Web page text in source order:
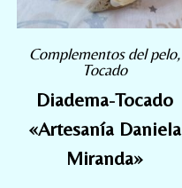
Complementos del pelo,
Tocado
Diadema-Tocado
«Artesanía Daniela
Miranda»